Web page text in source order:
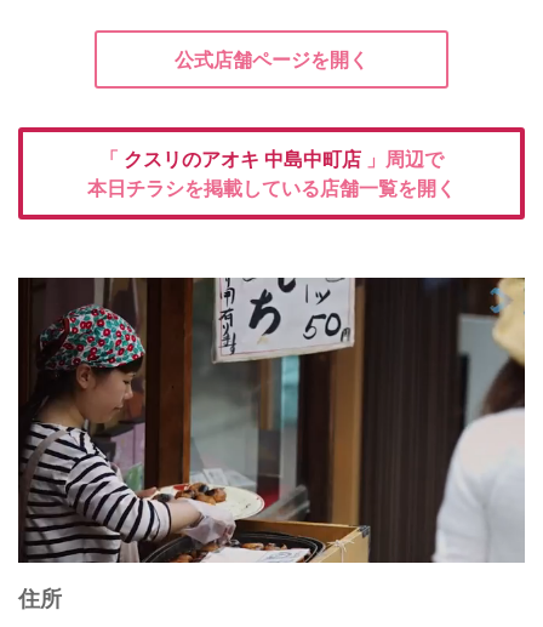
公式店舗ページを開く
「 クスリのアオキ 中島中町店 」周辺で
本日チラシを掲載している店舗一覧を開く
住所